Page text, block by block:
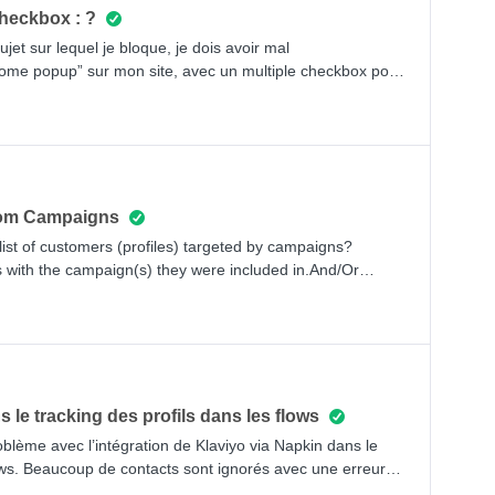
: ?
sur lequel je bloque, je dois avoir mal
popup” sur mon site, avec un multiple checkbox pour
avec un message différent en fonction du sport
Campaigns
of customers (profiles) targeted by campaigns?
with the campaign(s) they were included in.And/Or
le tracking des profils dans les flows
avec l’intégration de Klaviyo via Napkin dans le
Beaucoup de contacts sont ignorés avec une erreur